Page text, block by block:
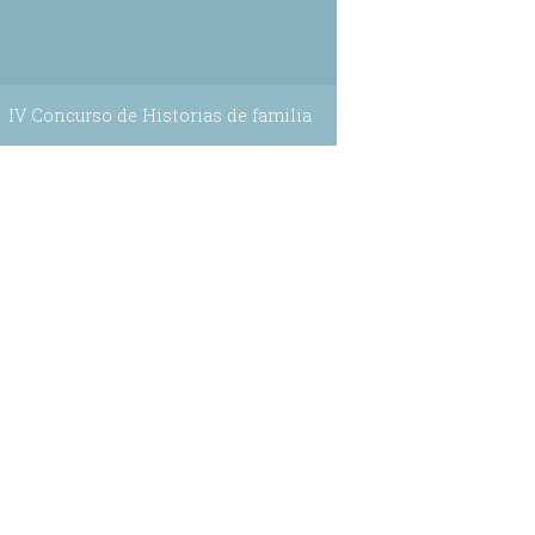
IV Concurso de Historias de familia